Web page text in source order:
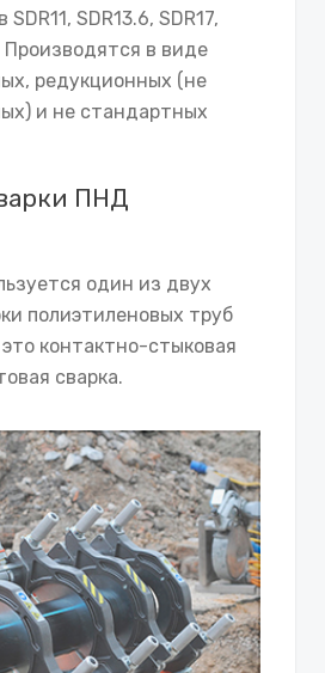
SDR13.6, SDR17,
Производятся в виде
редукционных (не
и не стандартных
ПНД
один из двух
полиэтиленовых труб
контактно-стыковая
сварка.